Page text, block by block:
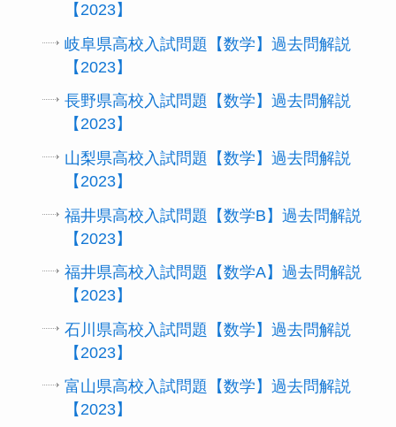
【2023】
岐阜県高校入試問題【数学】過去問解説
【2023】
長野県高校入試問題【数学】過去問解説
【2023】
山梨県高校入試問題【数学】過去問解説
【2023】
福井県高校入試問題【数学B】過去問解説
【2023】
福井県高校入試問題【数学A】過去問解説
【2023】
石川県高校入試問題【数学】過去問解説
【2023】
富山県高校入試問題【数学】過去問解説
【2023】